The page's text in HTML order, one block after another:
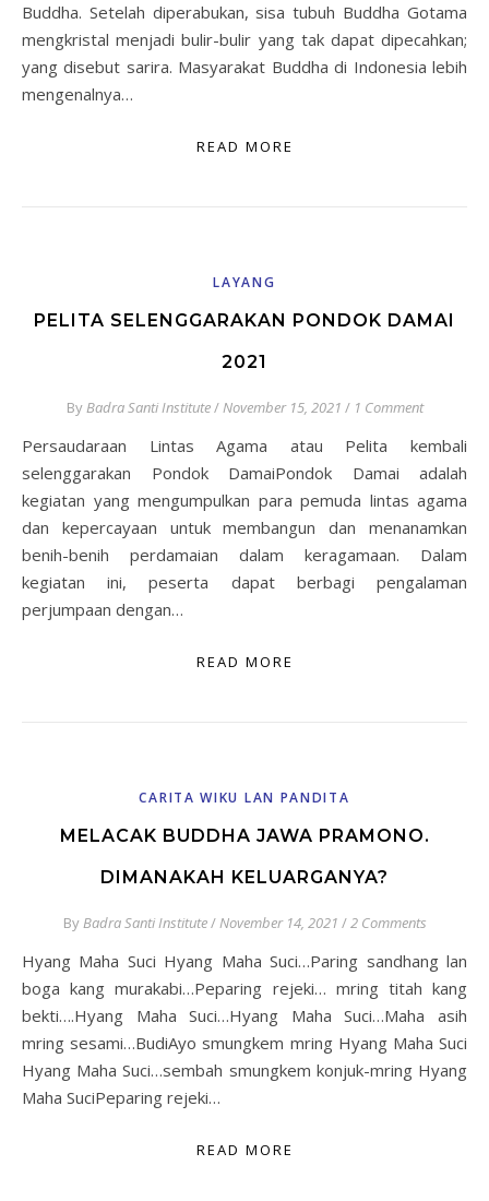
Buddha. Setelah diperabukan, sisa tubuh Buddha Gotama
mengkristal menjadi bulir-bulir yang tak dapat dipecahkan;
yang disebut sarira. Masyarakat Buddha di Indonesia lebih
mengenalnya…
READ MORE
LAYANG
PELITA SELENGGARAKAN PONDOK DAMAI
2021
ByBadra Santi Institute/November 15, 2021 / 1 Comment
Persaudaraan Lintas Agama atau Pelita kembali
selenggarakan Pondok DamaiPondok Damai adalah
kegiatan yang mengumpulkan para pemuda lintas agama
dan kepercayaan untuk membangun dan menanamkan
benih-benih perdamaian dalam keragamaan. Dalam
kegiatan ini, peserta dapat berbagi pengalaman
perjumpaan dengan…
READ MORE
CARITA WIKU LAN PANDITA
MELACAK BUDDHA JAWA PRAMONO.
DIMANAKAH KELUARGANYA?
ByBadra Santi Institute/November 14, 2021 /2 Comments
Hyang Maha Suci Hyang Maha Suci…Paring sandhang lan
boga kang murakabi…Peparing rejeki… mring titah kang
bekti….Hyang Maha Suci…Hyang Maha Suci…Maha asih
mring sesami…BudiAyo smungkem mring Hyang Maha Suci
Hyang Maha Suci…sembah smungkem konjuk-mring Hyang
Maha SuciPeparing rejeki…
READ MORE